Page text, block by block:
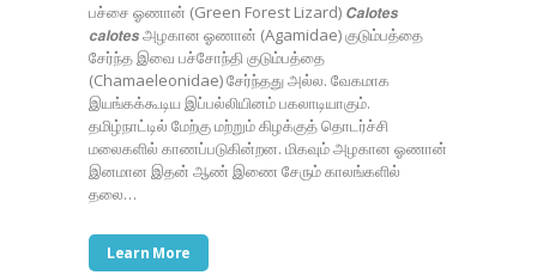
பச்சை ஓணான் (Green Forest Lizard) 𝘾𝙖𝙡𝙤𝙩𝙚𝙨
𝙘𝙖𝙡𝙤𝙩𝙚𝙨 அழகான ஓணான் (Agamidae) குடும்பத்தை
சேர்ந்த இவை பச்சோந்தி குடும்பத்தை
(Chamaeleonidae) சேர்ந்தது அல்ல. வேகமாக
இயங்கக்கூடிய இப்பல்லியினம் பகலாடியாகும்.
தமிழ்நாட்டில் மேற்கு மற்றும் கிழக்குத் தொடர்ச்சி
மலைகளில் காணப்படுகின்றன. மிகவும் அழகான ஓணான்
இனமான இதன் ஆண் இணை சேரும் காலங்களில்
தலை…
Learn More